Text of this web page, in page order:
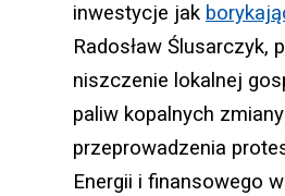
inwestycje jak
Radosław
niszczenie lokalnej
paliw kopalnych
przeprowadzenia
Energii i finansowego